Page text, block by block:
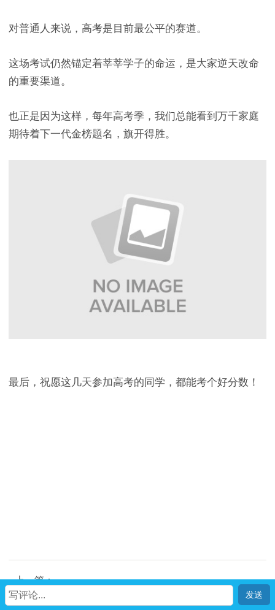
对普通人来说，高考是目前最公平的赛道。
这场考试仍然锚定着莘莘学子的命运，是大家逆天改命
的重要渠道。
也正是因为这样，每年高考季，我们总能看到万千家庭
期待着下一代金榜题名，旗开得胜。
最后，祝愿这几天参加高考的同学，都能考个好分数！
上一篇：
全世界最受购房者青睐的20城
首页 我 社区 生活